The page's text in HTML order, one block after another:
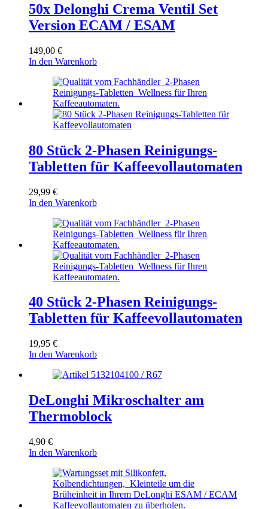
50x Delonghi Crema Ventil Set
Version ECAM / ESAM
149,00 €
In den Warenkorb
80 Stück 2-Phasen Reinigungs-
Tabletten für Kaffeevollautomaten
29,99 €
In den Warenkorb
40 Stück 2-Phasen Reinigungs-
Tabletten für Kaffeevollautomaten
19,95 €
In den Warenkorb
DeLonghi Mikroschalter am
Thermoblock
4,90 €
In den Warenkorb